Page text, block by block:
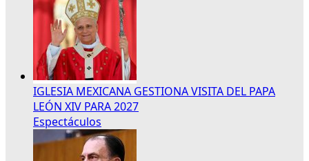
IGLESIA MEXICANA GESTIONA VISITA DEL PAPA
LEÓN XIV PARA 2027
Espectáculos